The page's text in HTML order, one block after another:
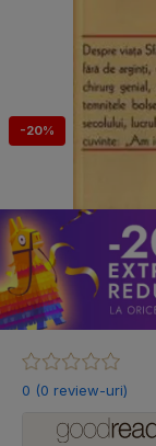
-20%
0 (0 review-uri)